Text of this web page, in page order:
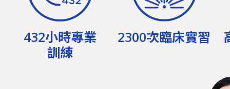
432小時專業
訓練
2300次臨床實習